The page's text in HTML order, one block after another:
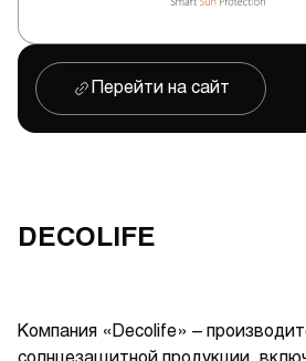
Перейти на сайт
DECOLIFE
Компания «Decolife» –